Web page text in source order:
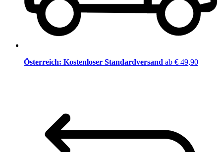
Österreich: Kostenloser Standardversand ab € 49,90